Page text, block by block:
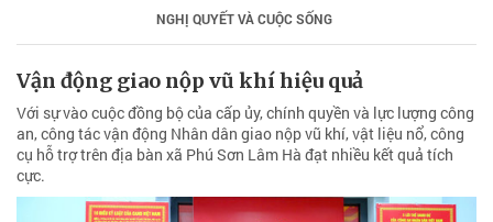
NGHỊ QUYẾT VÀ CUỘC SỐNG
Vận động giao nộp vũ khí hiệu quả
Với sự vào cuộc đồng bộ của cấp ủy, chính quyền và lực lượng công
an, công tác vận động Nhân dân giao nộp vũ khí, vật liệu nổ, công
cụ hỗ trợ trên địa bàn xã Phú Sơn Lâm Hà đạt nhiều kết quả tích
cực.